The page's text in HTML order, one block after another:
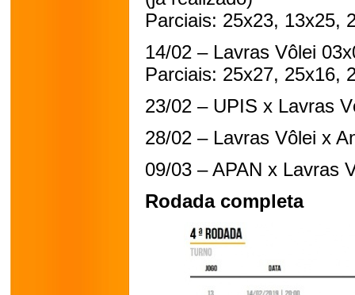
Parciais: 25x23, 13x25,
14/02 – Lavras Vôlei
Parciais: 25x27, 25x16,
23/02 – UPIS x Lavras
28/02 – Lavras Vôlei x
09/03 – APAN x Lavras
Rodada completa